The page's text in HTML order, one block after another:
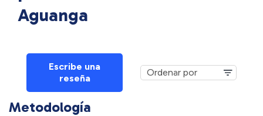
Aguanga
Escribe una
reseña
Metodología